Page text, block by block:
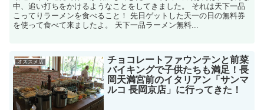
中、追い打ちをかけるようなことをしてきました。 それは天下一品
こってりラーメンを食べること！ 先日ゲットした天一の日の無料券
を使って食べて来ましたよ。 天下一品ラーメン無料...
オススメ店
チョコレートファウンテンと前菜
バイキングで子供たちも満足！長
岡天満宮前のイタリアン「サンマ
ルコ 長岡京店」に行ってきた！